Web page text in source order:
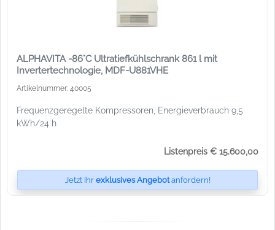
ALPHAVITA -86°C Ultratiefkühlschrank 861 l mit
Invertertechnologie, MDF-U881VHE
Artikelnummer: 40005
Frequenzgeregelte Kompressoren, Energieverbrauch 9,5
kWh/24 h
Listenpreis € 15.600,00
Jetzt Ihr exklusives Angebotanfordern!